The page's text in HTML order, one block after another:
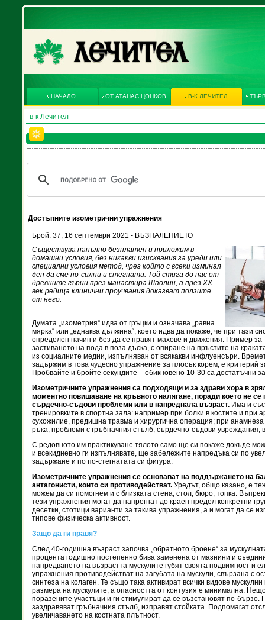
НАЧАЛО ОТ АТАНАС ЦОНКОВ В-К ЛЕЧИТЕЛ
в-к Лечител
Достъпните изометрични упражнения
Брой: 37, 16 септември 2021 - ВЪЗПАЛЕНИЕТО
Съществува напълно безплатен и приложим в
домашни условия, без никакви изисквания за уреди или
специални условия метод, чрез който с всеки изминал
ден да сме по-силни и стегнати. Той стига до нас от
древните гърци през манастира Шаолин, а през XX
век редица клинични проучвания доказват ползите
от него.
Думата „изометрия“ идва от гръцки и означава „равна
мярка“ или „еднаква дължина“, което идва да покаже, че при тази
определен начин и без да се правят махове и движения. Пример за
застиването на пода в поза дъска, с опиране на пръстите на
из социалните медии, изпълняван от всякакви инфлуенсъри.
задържим в това чудесно упражнение за плосък корем, е критерий
Пробвайте и бройте секундите – обикновено 10-30 са достатъчни
Изометричните упражнения са подходящи и за здрави хора в
моментно повишаване на кръвното налягане, поради което не
сърдечно-съдови проблеми или в напреднала възраст. Има и
тренировките в спортна зала: например при болки в костите и при
сухожилие, предишна травма и хирургична операция; при анамнеза
ръка, проблеми с гръбначния стълб, сърдечно-съдови увреждания,
С редовното им практикуване тялото само ще си покаже докъде
и всекидневно ги изпълнявате, ще забележите напредъка си по
задържане и по по-стегнатата си фигура.
Изометричните упражнения се основават на поддържането на
антагонисти, които си противодействат. Уредът, общо казано, е
можем да си помогнем и с близката стена, стол, бюро, топка.
тези упражнения могат да напрегнат до краен предел конкретни
десетки, стотици варианти за такива упражнения, а и могат да се
типове физическа активност.
Защо да ги правя?
След 40-годишна възраст започва „обратното броене“ за
процента годишно постепенно бива заменена от мазнини и
напредването на възрастта мускулите губят своята подвижност и
упражнения противодействат на загубата на мускули, свързана с
синтеза на колаген. Те също така активират всички видове
размера на мускулите, а опасността от контузия е минимална.
поразените участъци и ги стимулират да се възстановят по-бързо.
заздравяват гръбначния стълб, изправят стойката. Подпомагат
увеличаването на костната плътност.